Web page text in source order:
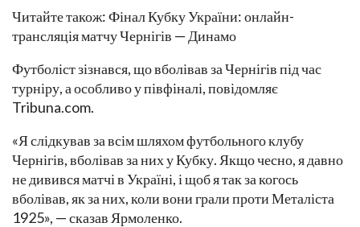
Читайте також: Фінал Кубку України: онлайн-
трансляція матчу Чернігів — Динамо
Футболіст зізнався, що вболівав за Чернігів під час
турніру, а особливо у півфіналі, повідомляє
Tribuna.com.
«Я слідкував за всім шляхом футбольного клубу
Чернігів, вболівав за них у Кубку. Якщо чесно, я давно
не дивився матчі в Україні, і щоб я так за когось
вболівав, як за них, коли вони грали проти Металіста
1925», — сказав Ярмоленко.